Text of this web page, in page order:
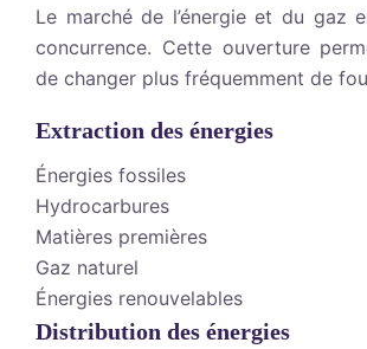
Le marché de l’énergie et du gaz
concurrence. Cette ouverture
de changer plus fréquemment de
Extraction des énergies
Énergies fossiles
Hydrocarbures
Matières premières
Gaz naturel
Énergies renouvelables
Distribution des énergies